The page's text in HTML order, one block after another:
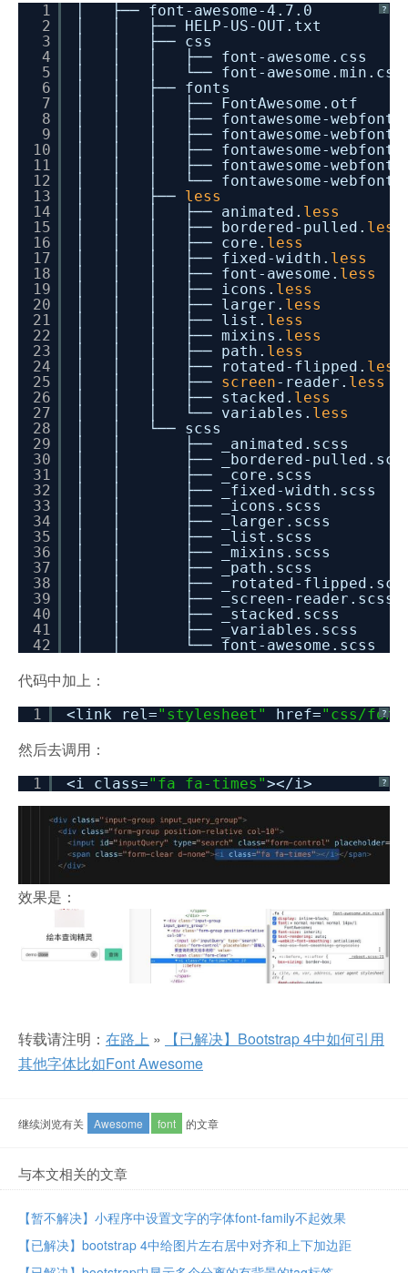
?
1
2
3
4
5
6
7
8
9
10
11
12
13
14
15
16
17
18
19
20
21
22
23
24
25
26
27
28
29
30
31
32
33
34
35
36
37
38
39
40
41
42
│ ├── font-awesome-4.7.0
│ │ ├── HELP-US-OUT.txt
│ │ ├── css
│ │ │ ├── font-awesome.css
│ │ │ └── font-awesome.min.css
│ │ ├── fonts
│ │ │ ├── FontAwesome.otf
│ │ │ ├── fontawesome-
│ │ │ ├── fontawesome-
│ │ │ ├── fontawesome-
│ │ │ ├── fontawesome-
│ │ │ └── fontawesome-
│ │ ├── less
│ │ │ ├── animated. less
│ │ │ ├── bordered-pulled. less
│ │ │ ├── core. less
│ │ │ ├── fixed-width. less
│ │ │ ├── font-awesome. less
│ │ │ ├── icons. less
│ │ │ ├── larger. less
│ │ │ ├── list. less
│ │ │ ├── mixins. less
│ │ │ ├── path. less
│ │ │ ├── rotated-flipped. less
│ │ │ ├── screen-reader. less
│ │ │ ├── stacked. less
│ │ │ └── variables. less
│ │ └── scss
│ │ ├── _animated.scss
│ │ ├── _bordered-
│ │ ├── _core.scss
│ │ ├── _fixed-width.scss
│ │ ├── _icons.scss
│ │ ├── _larger.scss
│ │ ├── _list.scss
│ │ ├── _mixins.scss
│ │ ├── _path.scss
│ │ ├── _rotated-
│ │ ├── _screen-reader.scss
│ │ ├── _stacked.scss
│ │ ├── _variables.scss
│ │ └── font-awesome.scss
代码中加上：
?
1 <link rel="stylesheet" href="css/font-
然后去调用：
?
1 <i class="fa fa-times"></i >
效果是：
转载请注明： 在路上 »
【已解决】Bootstrap 4中如何引用
其他字体比如Font Awesome
继续浏览有关 Awesome font 的文章
与本文相关的文章
【暂不解决】小程序中设置文字的字体font-family不起效果
【已解决】bootstrap 4中给图片左右居中对齐和上下加边距